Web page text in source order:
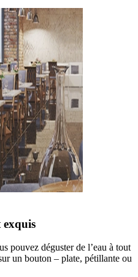
exquis
pouvez déguster de l’eau à tout
un bouton – plate, pétillante ou